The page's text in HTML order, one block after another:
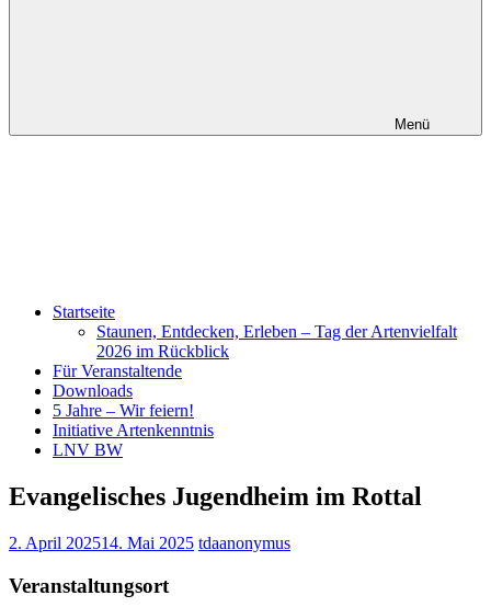
Menü
Startseite
Staunen, Entdecken, Erleben – Tag der Artenvielfalt
2026 im Rückblick
Für Veranstaltende
Downloads
5 Jahre – Wir feiern!
Initiative Artenkenntnis
LNV BW
Evangelisches Jugendheim im Rottal
2. April 202514. Mai 2025 tdaanonymus
Veranstaltungsort